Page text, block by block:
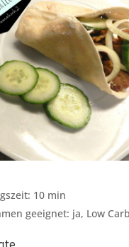
10 min
geeignet: ja, Low Carb